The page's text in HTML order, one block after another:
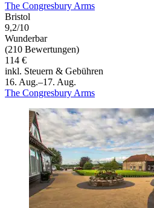
The Congresbury Arms
Bristol
9,2/10
Wunderbar
(210 Bewertungen)
114 €
inkl. Steuern & Gebühren
16. Aug.–17. Aug.
The Congresbury Arms